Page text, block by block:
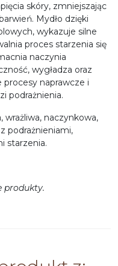
skóry, zmniejszając
Mydło dzięki
wykazuje silne
proces starzenia się
naczynia
wygładza oraz
naprawcze i
podrażnienia.
wrażliwa, naczynkowa,
podrażnieniami,
starzenia.
produkty.